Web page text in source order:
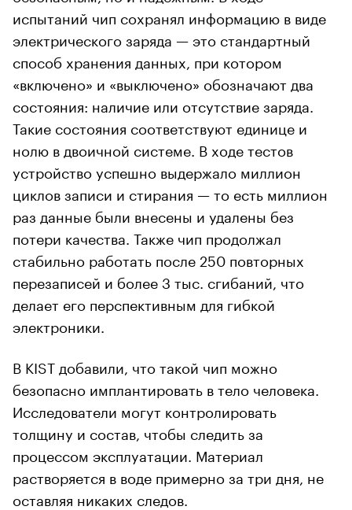
испытаний чип сохранял информацию в виде
электрического заряда — это стандартный
способ хранения данных, при котором
«включено» и «выключено» обозначают два
состояния: наличие или отсутствие заряда.
Такие состояния соответствуют единице и
нолю в двоичной системе. В ходе тестов
устройство успешно выдержало миллион
циклов записи и стирания — то есть миллион
раз данные были внесены и удалены без
потери качества. Также чип продолжал
стабильно работать после 250 повторных
перезаписей и более 3 тыс. сгибаний, что
делает его перспективным для гибкой
электроники.
В KIST добавили, что такой чип можно
безопасно имплантировать в тело человека.
Исследователи могут контролировать
толщину и состав, чтобы следить за
процессом эксплуатации. Материал
растворяется в воде примерно за три дня, не
оставляя никаких следов.